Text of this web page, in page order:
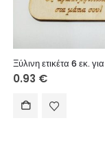
0.93 €